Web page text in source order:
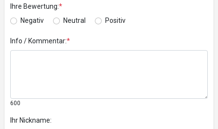
Ihre Bewertung:*
Negativ
Neutral Positiv
Info / Kommentar:*
600
Ihr Nickname: